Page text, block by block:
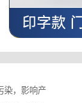
染，影响产